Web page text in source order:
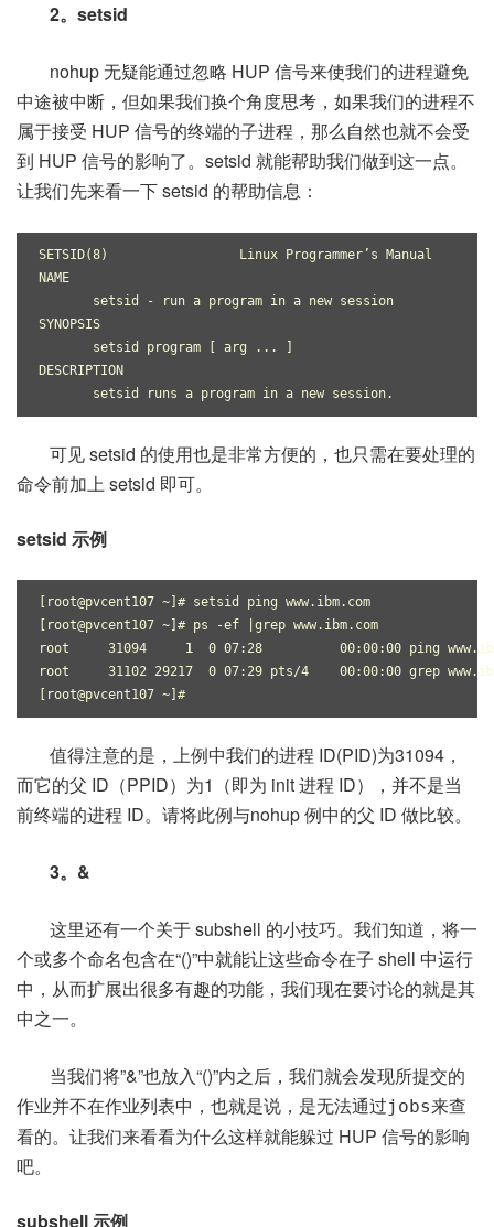
2。setsid
nohup 无疑能通过忽略 HUP 信号来使我们的进程避免
中途被中断，但如果我们换个角度思考，如果我们的进程不
属于接受 HUP 信号的终端的子进程，那么自然也就不会受
到 HUP 信号的影响了。setsid 就能帮助我们做到这一点。
让我们先来看一下 setsid 的帮助信息：
SETSID(8)                 Linux Programmer’s Manual
NAME
       setsid - run a program in a new session
SYNOPSIS
       setsid program [ arg ... ]
DESCRIPTION
       setsid runs a program in a new session.
可见 setsid 的使用也是非常方便的，也只需在要处理的
命令前加上 setsid 即可。
setsid 示例
[root@pvcent107 ~]# setsid ping www.ibm.com
[root@pvcent107 ~]# ps -ef |grep www.ibm.com
root     31094 1
0 07:28          00:00:00 ping
root     31102 29217  0 07:29 pts/4    00:00:00 grep
[root@pvcent107 ~]#
值得注意的是，上例中我们的进程 ID(PID)为31094，
而它的父 ID（PPID）为1（即为 init 进程 ID），并不是当
前终端的进程 ID。请将此例与nohup 例中的父 ID 做比较。
3。&
这里还有一个关于 subshell 的小技巧。我们知道，将一
个或多个命名包含在“()”中就能让这些命令在子 shell 中运行
中，从而扩展出很多有趣的功能，我们现在要讨论的就是其
中之一。
当我们将”&”也放入“()”内之后，我们就会发现所提交的
作业并不在作业列表中，也就是说，是无法通过jobs来查
看的。让我们来看看为什么这样就能躲过 HUP 信号的影响
吧。
subshell 示例